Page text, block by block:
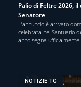
Palio di Feltre 2026,
Senatore
L’annuncio è arrivato
celebrata nel Santuario
anno segna ufficialmente
NOTIZIE TG